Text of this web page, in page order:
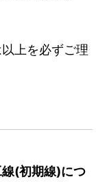
上を必ずご理
線(初期線)につ